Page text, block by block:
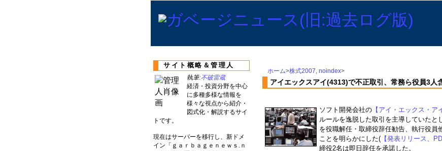
ホーム>株式2007, noindex>
アイエックスアイ(4313)で不正取引、常務ら役員3人
ソフト開発会社の 【アイ・エックス・ア
ルールを逸脱した取引を主導していたと
を役職解任・取締役辞任勧告、執行役員
ことを明らかにした( 【発表リリース、
締役2名は即日辞任を承諾した。
サイト概略＆管理人
執筆:不破雷蔵
経済・投資分野を中心
に多種多様な情報を
様々な視点から紹介・
図式化・解説するサイ
トです。
現在はサーバーを移行し、新ドメ
イン「ｇａｒｂａｇｅｎｅｗｓ.ｎ